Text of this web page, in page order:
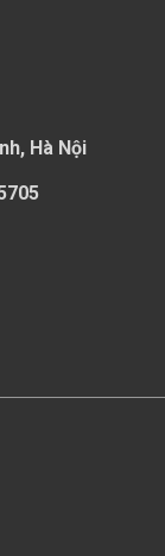
Hà Nội